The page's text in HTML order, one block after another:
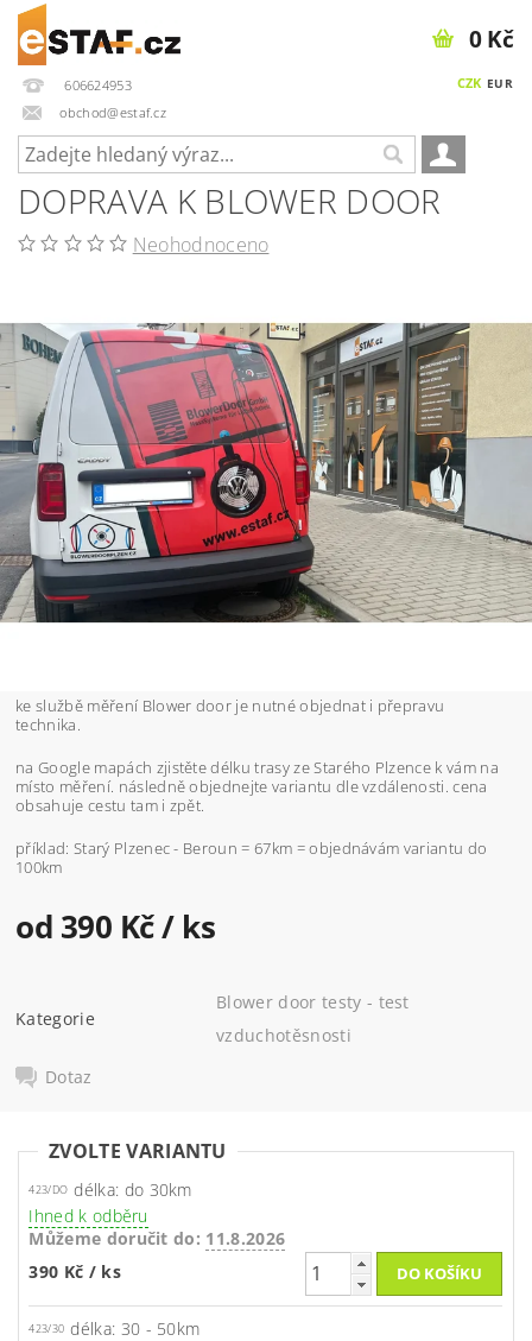
606624953
obchod@estaf.cz
CZK EUR
0 Kč
DOPRAVA K BLOWER DOOR
Neohodnoceno
ke službě měření Blower door je nutné objednat i přepravu
technika.
na Google mapách zjistěte délku trasy ze Starého Plzence k vám na
místo měření. následně objednejte variantu dle vzdálenosti. cena
obsahuje cestu tam i zpět.
příklad: Starý Plzenec - Beroun = 67km = objednávám variantu do
100km
od 390 Kč/ ks
Kategorie
Blower door testy - test
vzduchotěsnosti
Dotaz
ZVOLTE VARIANTU
423/DO délka: do 30km
Ihned k odběru
Můžeme doručit do: 11.8.2026
390 Kč / ks
423/30 délka: 30 - 50km